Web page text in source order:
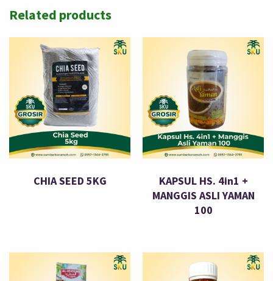
Related products
CHIA SEED 5KG
KAPSUL HS. 4in1 +
MANGGIS ASLI YAMAN
100